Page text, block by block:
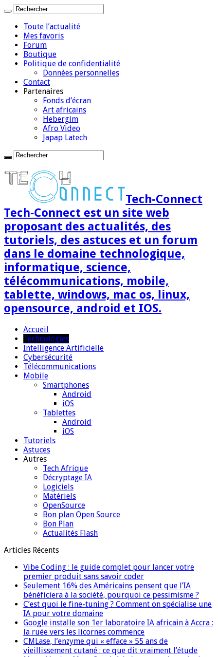
Toute l’actualité
Mes favoris
Forum
Boutique
Politique de confidentialité
Données personnelles
Contact
Partenaires
Fonds d’écran
Art africains
Hebergim
Afro Video
Japap Latech
Tech-Connect
Tech-Connect est un site web
proposant des actualités, des
tutoriels, des astuces et un forum
dans le domaine technologique,
informatique, science,
télécommunications, mobile,
tablette, windows, mac os, linux,
opensource, android et IOS.
Accueil
Technologies
Intelligence Artificielle
Cybersécurité
Télécommunications
Mobile
Smartphones
Android
iOS
Tablettes
Android
iOS
Tutoriels
Astuces
Autres
Tech Afrique
Décryptage IA
Logiciels
Matériels
OpenSource
Bon plan Open Source
Bon Plan
Actualités Flash
Articles Récents
Vibe Coding : le guide complet pour lancer votre
premier produit sans savoir coder
Seulement 16% des Américains pensent que l’IA
bénéficiera à la société, pourquoi ce pessimisme ?
C’est quoi le fine-tuning ? Comment on spécialise une
IA pour votre domaine
Google installe son 1er laboratoire IA africain à Accra :
la ruée vers les licornes commence
CMLase, l’enzyme qui « efface » 55 ans de
vieillissement cutané : ce que dit vraiment l’étude